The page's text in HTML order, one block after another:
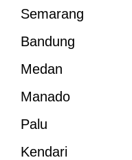
Semarang
Bandung
Medan
Manado
Palu
Kendari